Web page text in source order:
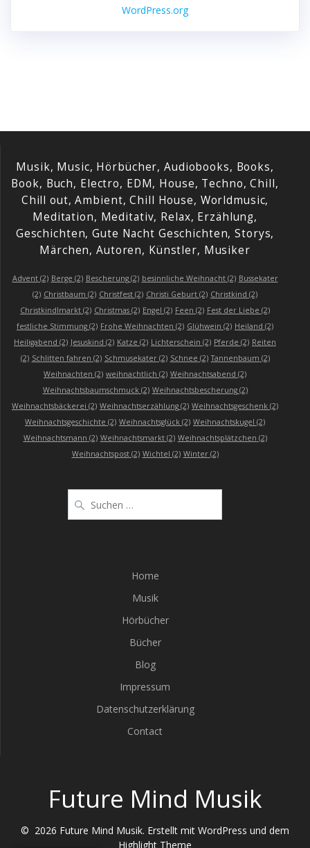
WordPress.org
Musik, Music, Hörbücher, Audiobooks, Books,
Book, Buch, Electro, EDM, House, Techno, Chill,
Chill out, Ambient, Chill House, Worldmusic,
Meditation, Meditativ, Relax, Erzählung,
Geschichten, Gute Nacht Geschichten, Storys,
Märchen, Autoren, Künstler, Musiker
Advent(2) Berge (2) Bescherung(2) besinnliche Weihnacht(2) Bussekater
(2) Christbaum (2) Christfest (2) Christi Geburt (2) Christkind (2)
Christkindlmarkt (2) Christmas (2) Engel (2) Feen (2) Fest der Liebe (2)
festliche Stimmung (2) Frohe Weihnachten (2) Glühwein (2) Heiland (2)
Heiligabend (2) Jesuskind (2) Katze (2) Lichterschein (2) Pferde (2) Reiten
(2) Schlitten fahren (2) Schmusekater(2) Schnee (2) Tannenbaum (2)
Weihnachten (2) weihnachtlich (2) Weihnachtsabend (2)
Weihnachtsbaumschmuck(2) Weihnachtsbescherung(2)
Weihnachtsbäckerei (2) Weihnachtserzählung (2) Weihnachtsgeschenk (2)
Weihnachtsgeschichte (2) Weihnachtsglück (2) Weihnachtskugel (2)
Weihnachtsmann (2) Weihnachtsmarkt(2) Weihnachtsplätzchen (2)
Weihnachtspost(2) Wichtel (2) Winter(2)
nach:
Home
Musik
Hörbücher
Bücher
Blog
Impressum
Datenschutzerklärung
Contact
Future Mind Musik
© 2026 Future Mind Musik. Erstellt mit WordPress und dem
Highlight Theme